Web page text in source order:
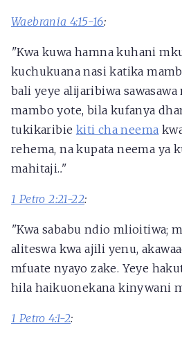
Waebrania 4:15-16:
"Kwa kuwa hamna kuhani
kuchukuana nasi katika
bali yeye alijaribiwa
mambo yote, bila kufanya
tukikaribie kiti cha neema
rehema, na kupata neema ya
mahitaji.."
1 Petro 2:21-22:
"Kwa sababu ndio mlioitiwa;
aliteswa kwa ajili yenu,
mfuate nyayo zake. Yeye
hila haikuonekana kinywani
1 Petro 4:1-2: